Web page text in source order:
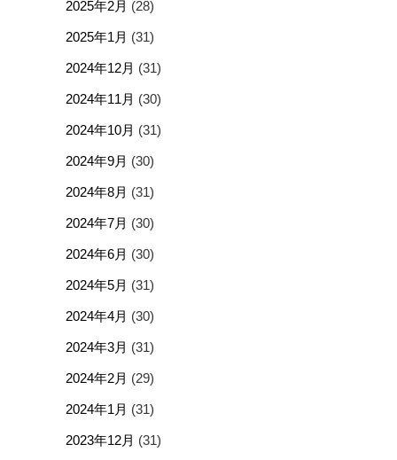
2025年2月 (28)
2025年1月 (31)
2024年12月 (31)
2024年11月 (30)
2024年10月 (31)
2024年9月 (30)
2024年8月 (31)
2024年7月 (30)
2024年6月 (30)
2024年5月 (31)
2024年4月 (30)
2024年3月 (31)
2024年2月 (29)
2024年1月 (31)
2023年12月 (31)